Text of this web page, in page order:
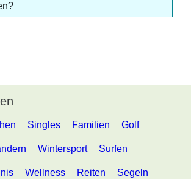
Singles Familien Golf
Wintersport Surfen
Wellness Reiten Segeln